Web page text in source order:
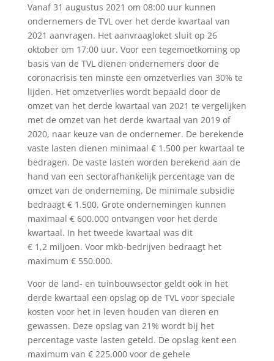
Vanaf 31 augustus 2021 om 08:00 uur kunnen
ondernemers de TVL over het derde kwartaal van
2021 aanvragen. Het aanvraagloket sluit op 26
oktober om 17:00 uur. Voor een tegemoetkoming op
basis van de TVL dienen ondernemers door de
coronacrisis ten minste een omzetverlies van 30% te
lijden. Het omzetverlies wordt bepaald door de
omzet van het derde kwartaal van 2021 te vergelijken
met de omzet van het derde kwartaal van 2019 of
2020, naar keuze van de ondernemer. De berekende
vaste lasten dienen minimaal € 1.500 per kwartaal te
bedragen. De vaste lasten worden berekend aan de
hand van een sectorafhankelijk percentage van de
omzet van de onderneming. De minimale subsidie
bedraagt € 1.500. Grote ondernemingen kunnen
maximaal € 600.000 ontvangen voor het derde
kwartaal. In het tweede kwartaal was dit
€ 1,2 miljoen. Voor mkb-bedrijven bedraagt het
maximum € 550.000.
Voor de land- en tuinbouwsector geldt ook in het
derde kwartaal een opslag op de TVL voor speciale
kosten voor het in leven houden van dieren en
gewassen. Deze opslag van 21% wordt bij het
percentage vaste lasten geteld. De opslag kent een
maximum van € 225.000 voor de gehele